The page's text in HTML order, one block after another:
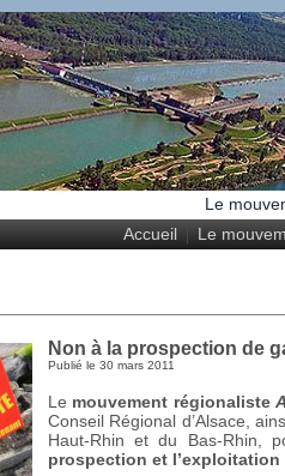
Le
Accueil
Le
Non à la prospection de
Publié le 30 mars 2011
Le mouvement régionaliste
Conseil Régional d’Alsace,
Haut-Rhin et du Bas-Rhin,
prospection et